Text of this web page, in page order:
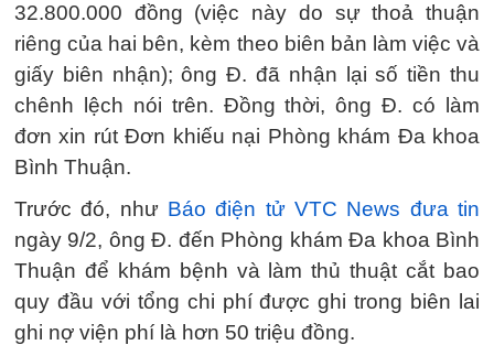
32.800.000 đồng (việc này do sự thoả thuận
riêng của hai bên, kèm theo biên bản làm việc và
giấy biên nhận); ông Đ. đã nhận lại số tiền thu
chênh lệch nói trên. Đồng thời, ông Đ. có làm
đơn xin rút Đơn khiếu nại Phòng khám Đa khoa
Bình Thuận.
Trước đó, như Báo điện tử VTC News đưa tin
ngày 9/2, ông Đ. đến Phòng khám Đa khoa Bình
Thuận để khám bệnh và làm thủ thuật cắt bao
quy đầu với tổng chi phí được ghi trong biên lai
ghi nợ viện phí là hơn 50 triệu đồng.